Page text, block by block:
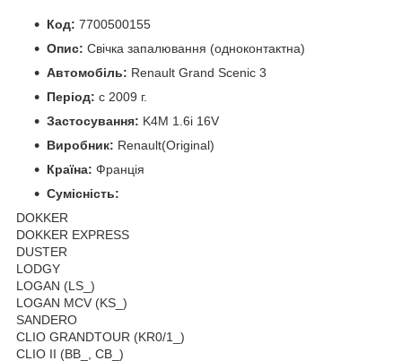
Код: 7700500155
Опис: Свічка запалювання (одноконтактна)
Автомобіль: Renault Grand Scenic 3
Період: c 2009 г.
Застосування: K4M 1.6i 16V
Виробник: Renault(Original)
Країна: Франція
Сумісність:
DOKKER
DOKKER EXPRESS
DUSTER
LODGY
LOGAN (LS_)
LOGAN MCV (KS_)
SANDERO
CLIO GRANDTOUR (KR0/1_)
CLIO II (BB_, CB_)